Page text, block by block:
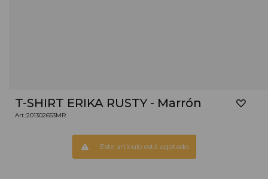
T-SHIRT ERIKA RUSTY - Marrón
201302653MR
Este artículo está agotado.